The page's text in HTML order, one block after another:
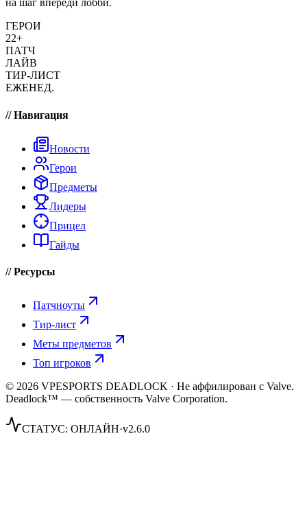
на шаг впереди лобби.
ГЕРОИ
22+
ПАТЧ
ЛАЙВ
ТИР-ЛИСТ
ЕЖЕНЕД.
// Навигация
Новости
Герои
Предметы
Лидеры
Прицел
Гайды
// Ресурсы
Патчноуты
Тир-лист
Меты предметов
Топ игроков
© 2026 VPESPORTS DEADLOCK · Не аффилирован с Valve.
Deadlock™ — собственность Valve Corporation.
СТАТУС: ОНЛАЙН·v2.6.0